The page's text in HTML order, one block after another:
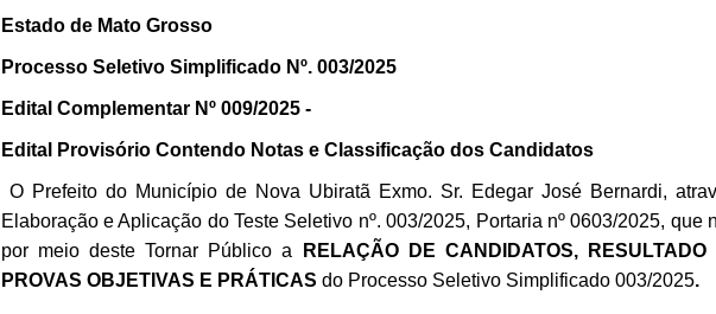
Estado de Mato Grosso
Processo Seletivo Simplificado Nº. 003/2025
Edital Complementar Nº 009/2025 -
Edital Provisório Contendo Notas e Classificação dos Candidatos
O Prefeito do Município de Nova Ubiratã Exmo. Sr. Edegar José Bernardi,
Elaboração e Aplicação do Teste Seletivo nº. 003/2025, Portaria nº 0603/2025, que
por meio deste Tornar Público a
RELAÇÃO DE CANDIDATOS,
PROVAS OBJETIVAS E PRÁTICAS do Processo Seletivo Simplificado 003/2025.